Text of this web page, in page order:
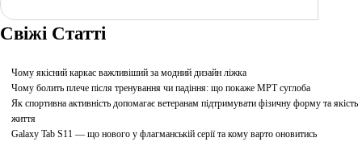
Свіжі Статті
Чому якісний каркас важливіший за модний дизайн ліжка
Чому болить плече після тренування чи падіння: що покаже МРТ суглоба
Як спортивна активність допомагає ветеранам підтримувати фізичну форму та якість
життя
Galaxy Tab S11 — що нового у флагманській серії та кому варто оновитись